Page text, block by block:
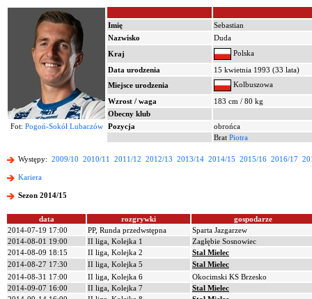
Imię
Sebastian
Nazwisko
Duda
Kraj
Polska
Data urodzenia
15 kwietnia 1993 (33 lata)
Miejsce urodzenia
Kolbuszowa
Wzrost / waga
183 cm / 80 kg
Obecny klub
Fot: Pogoń-Sokół Lubaczów Pozycja
obrońca
Brat Piotra
Występy: 2009/10 2010/11 2011/12 2012/13 2013/14 2014/15 2015/16 2016/17
Kariera
Sezon 2014/15
data rozgrywki
gospodarze
2014-07-19 17:00
PP, Runda przedwstępna
Sparta Jazgarzew
2014-08-01 19:00
II liga, Kolejka 1
Zagłębie Sosnowiec
2014-08-09 18:15
II liga, Kolejka 2
Stal Mielec
2014-08-27 17:30
II liga, Kolejka 5
Stal Mielec
2014-08-31 17:00
II liga, Kolejka 6
Okocimski KS Brzesko
2014-09-07 16:00
II liga, Kolejka 7
Stal Mielec